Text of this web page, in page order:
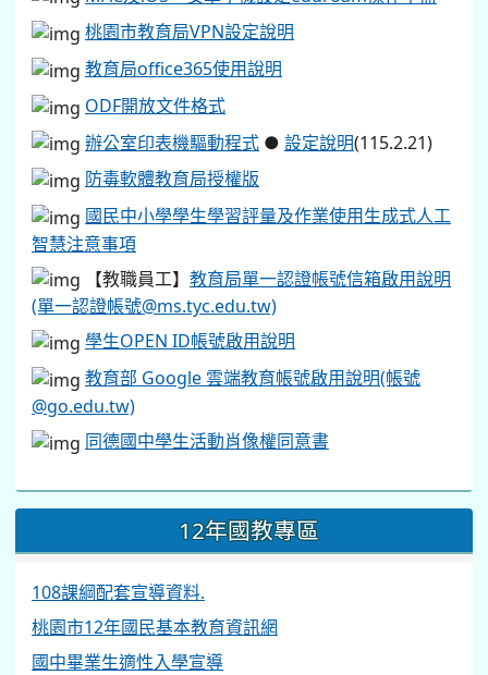
桃園市教育局VPN設定說明
教育局office365使用說明
ODF開放文件格式
辦公室印表機驅動程式 ● 設定說明(115.2.21)
防毒軟體教育局授權版
國民中小學學生學習評量及作業使用生成式人工
智慧注意事項
【教職員工】 教育局單一認證帳號信箱啟用說明
(單一認證帳號@ms.tyc.edu.tw)
學生OPEN ID帳號啟用說明
教育部 Google 雲端教育帳號啟用說明(帳號
@go.edu.tw)
同德國中學生活動肖像權同意書
12年國教專區
108課綱配套宣導資料.
桃園市12年國民基本教育資訊網
國中畢業生適性入學宣導